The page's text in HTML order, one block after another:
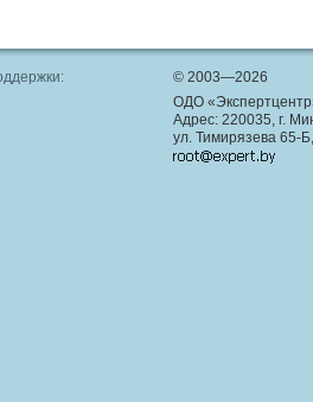
© 2003—2026
ОДО
Адрес: 220035, г.
ул. Тимирязева 65-